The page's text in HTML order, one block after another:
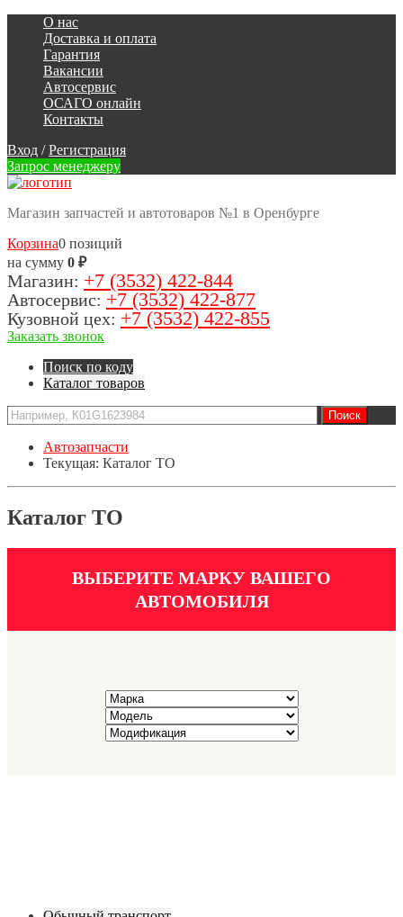
О нас
Доставка и оплата
Гарантия
Вакансии
Автосервис
ОСАГО онлайн
Контакты
Вход / Регистрация
Запрос менеджеру
Магазин запчастей и автотоваров №1 в Оренбурге
Корзина0 позиций
на сумму 0 ₽
Магазин: +7 (3532) 422-844
Автосервис: +7 (3532) 422-877
Кузовной цех: +7 (3532) 422-855
Заказать звонок
Поиск по коду
Каталог товаров
Автозапчасти
Текущая: Каталог ТО
Каталог ТО
ВЫБЕРИТЕ МАРКУ ВАШЕГО
АВТОМОБИЛЯ